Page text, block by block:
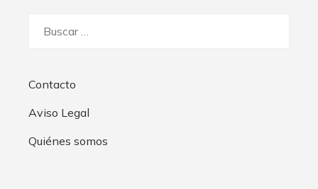
Contacto
Aviso Legal
Quiénes somos